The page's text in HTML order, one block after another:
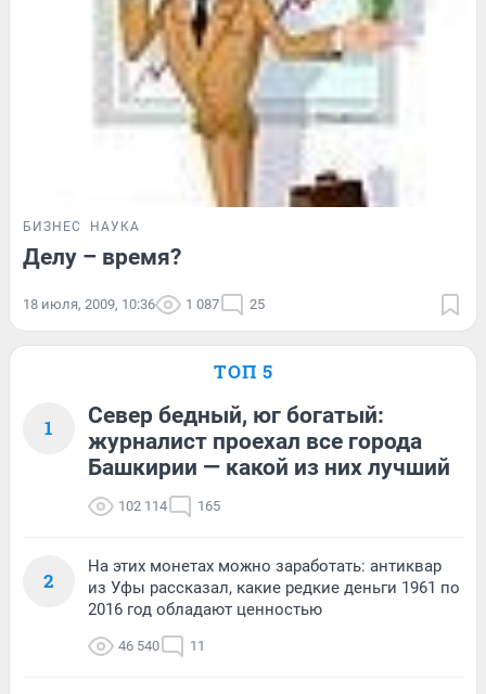
БИЗНЕС НАУКА
Делу – время?
18 июля, 2009, 10:36 1 087 25
ТОП 5
1
Север бедный, юг богатый:
журналист проехал все города
Башкирии — какой из них лучший
102 114 165
2
На этих монетах можно заработать: антиквар
из Уфы рассказал, какие редкие деньги 1961 по
2016 год обладают ценностью
46 540 11